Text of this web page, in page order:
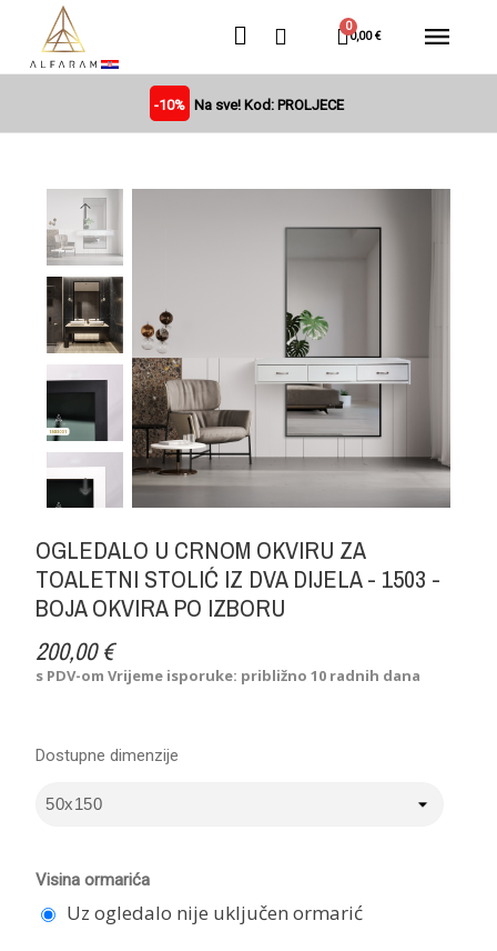
0,00 €
-10% Na sve! Kod: PROLJECE
OGLEDALO U CRNOM OKVIRU ZA
TOALETNI STOLIĆ IZ DVA DIJELA - 1503 -
BOJA OKVIRA PO IZBORU
200,00 €
s PDV-omVrijeme isporuke: približno 10 radnih dana
Visina ormarića
Uz ogledalo nije uključen ormarić
Dostupne dimenzije